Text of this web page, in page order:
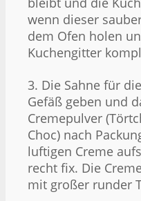
wenn dieser
dem Ofen holen
Kuchengitter
3. Die Sahne für
Gefäß geben und
Cremepulver
Choc) nach
luftigen Creme
recht fix. Die
mit großer runder